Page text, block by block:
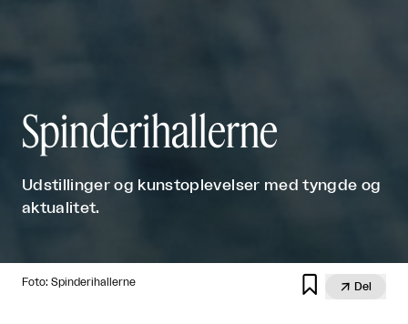
Spinderihallerne
Udstillinger og kunstoplevelser med tyngde og
aktualitet.
Foto: Spinderihallerne   Del